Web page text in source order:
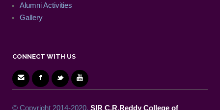
Alumni Activities
Gallery
CONNECT WITH US
© Copyright 2014-2020. SIR C.R.Reddy College of